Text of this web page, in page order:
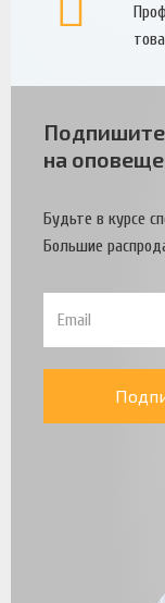
на
Будьте в курсе
Большие